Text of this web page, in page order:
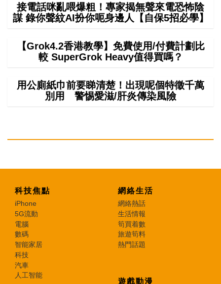
接電話咪亂喂爆粗！專家揭無聲來電恐怖陰
謀 錄你聲紋AI扮你呃身邊人【自保5招必學】
【Grok4.2香港教學】免費使用/付費計劃比
較 SuperGrok Heavy值得買嗎？
用公廁紙巾前要睇清楚！出現呢個特徵千萬
別用 警惕愛滋/肝炎傳染風險
科技焦點
iPhone
5G流動
電腦
數碼
智能家居
科技
汽車
人工智能
網絡生活
網絡熱話
生活情報
筍買着數
旅遊筍料
熱門話題
遊戲動漫